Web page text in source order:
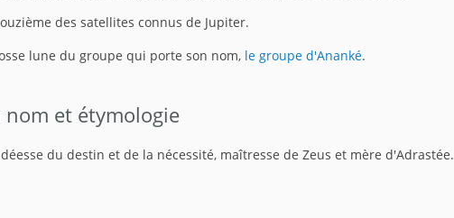
des satellites connus de Jupiter.
lune du groupe qui porte son nom, le groupe d'Ananké.
et étymologie
du destin et de la nécessité, maîtresse de Zeus et mère d'Adrastée.